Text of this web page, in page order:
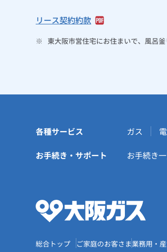
リース契約約款
※ 東大阪市営住宅にお住まいで、風呂
各種サービス ガス
お手続き・サポート
お手続き
総合トップ ご家庭のお客さま業務用・